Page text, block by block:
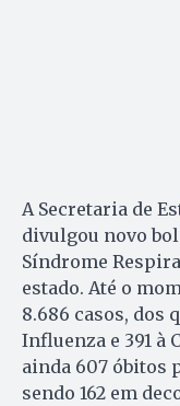
A Secretaria de
divulgou novo
Síndrome
estado. Até o
8.686 casos, dos
Influenza e 391 à
ainda 607 óbitos
sendo 162 em